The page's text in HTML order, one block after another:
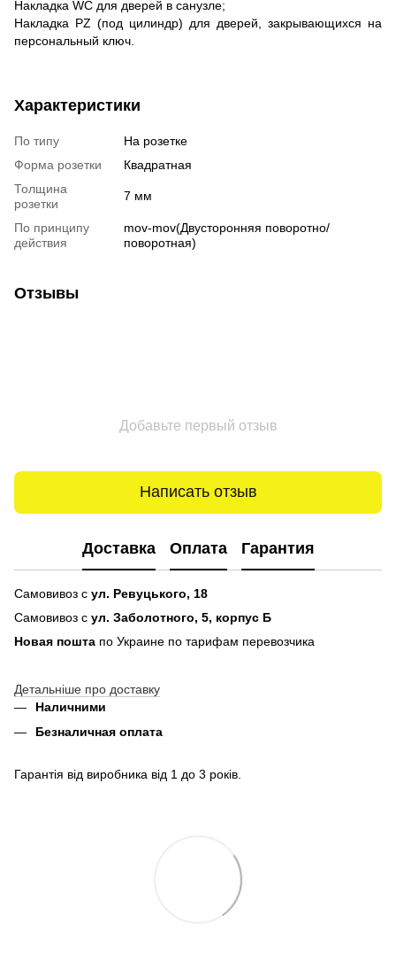
Накладка WC для дверей в санузле;
Накладка PZ (под цилиндр) для дверей, закрывающихся на
персональный ключ.
Характеристики
По типу
На розетке
Форма розетки
Квадратная
Толщина
розетки
7 мм
По принципу
действия
mov-mov(Двусторонняя поворотно/
поворотная)
Отзывы
Добавьте первый отзыв
Написать отзыв
Доставка Оплата Гарантия
Самовивоз с ул. Ревуцького, 18
Самовивоз с ул. Заболотного, 5, корпус Б
Новая пошта по Украине по тарифам перевозчика
Детальніше про доставку
Наличними
Безналичная оплата
Гарантія від виробника від 1 до 3 років.